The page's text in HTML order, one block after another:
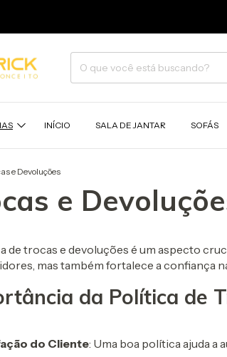
INÍCIO SALA DE JANTAR SOFÁS
e Devoluções
e
de trocas e devoluções é um aspecto
mas também fortalece a confiança
da Política de
do Cliente: Uma boa política ajuda a